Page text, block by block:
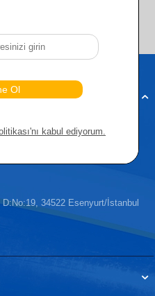
34522 Esenyurt/İstanbul